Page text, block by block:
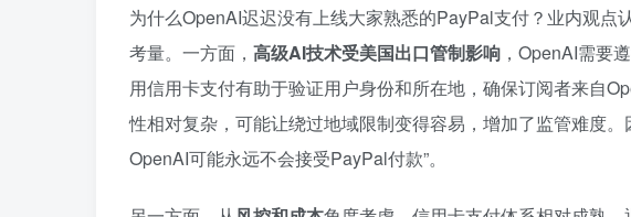
为什么OpenAI迟迟没有上线大家熟悉的PayPal支付？业内观点
考量。一方面， 高级AI技术受美国出口管制影响 ，OpenAI需要
用信用卡支付有助于验证用户身份和所在地，确保订阅者来自
性相对复杂，可能让绕过地域限制变得容易，增加了监管难度。
OpenAI可能永远不会接受PayPal付款”。